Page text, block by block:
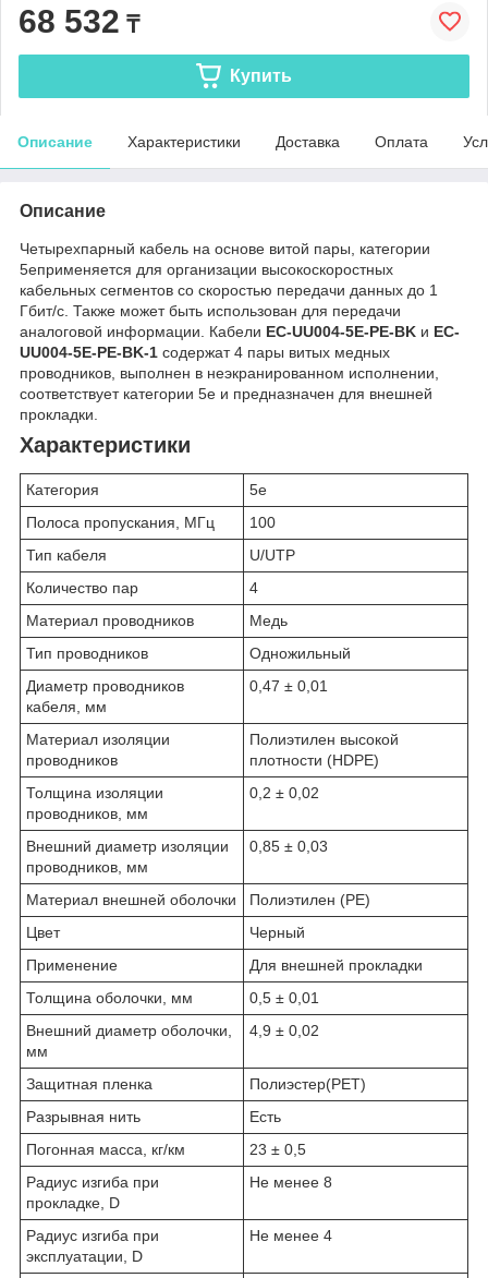
68 532 ₸
Купить
Описание Характеристики Доставка Оплата
Описание
Четырехпарный кабель на основе витой пары, категории
5eприменяется для организации высокоскоростных
кабельных сегментов со скоростью передачи данных до 1
Гбит/c. Также может быть использован для передачи
аналоговой информации. Кабели EC-UU004-5E-PE-BK и EC-
UU004-5E-PE-BK-1 содержат 4 пары витых медных
проводников, выполнен в неэкранированном исполнении,
соответствует категории 5e и предназначен для внешней
прокладки.
Характеристики
Категория
5е
Полоса пропускания, МГц
100
Тип кабеля
U/UTP
Количество пар
4
Материал проводников
Медь
Тип проводников
Одножильный
Диаметр проводников
кабеля, мм
0,47 ± 0,01
Материал изоляции
проводников
Полиэтилен высокой
плотности (HDPE)
Толщина изоляции
проводников, мм
0,2 ± 0,02
Внешний диаметр изоляции
проводников, мм
0,85 ± 0,03
Материал внешней оболочки
Полиэтилен (PE)
Цвет
Черный
Применение
Для внешней прокладки
Толщина оболочки, мм
0,5 ± 0,01
Внешний диаметр оболочки,
мм
4,9 ± 0,02
Защитная пленка
Полиэстер(PET)
Разрывная нить
Есть
Погонная масса, кг/км
23 ± 0,5
Радиус изгиба при
прокладке, D
Не менее 8
Радиус изгиба при
эксплуатации, D
Не менее 4